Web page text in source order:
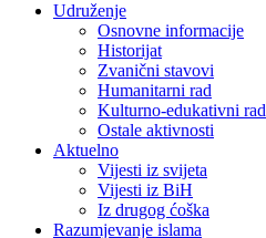
Udruženje
Osnovne informacije
Historijat
Zvanični stavovi
Humanitarni rad
Kulturno-edukativni rad
Ostale aktivnosti
Aktuelno
Vijesti iz svijeta
Vijesti iz BiH
Iz drugog ćoška
Razumjevanje islama